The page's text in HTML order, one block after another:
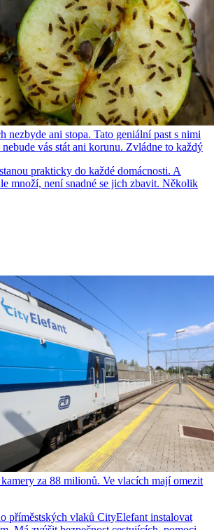
nezbyde ani stopa. Tato geniální past s nimi
vás stát ani korunu. Zvládne to každý
prakticky do každé domácnosti. A
množí, není snadné se jich zbavit. Několik
za 88 milionů. Ve vlacích mají omezit
příměstských vlaků CityElefant instalovat